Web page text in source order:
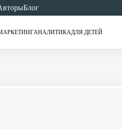
Блог
АНАЛИТИКАДЛЯ ДЕТЕЙ